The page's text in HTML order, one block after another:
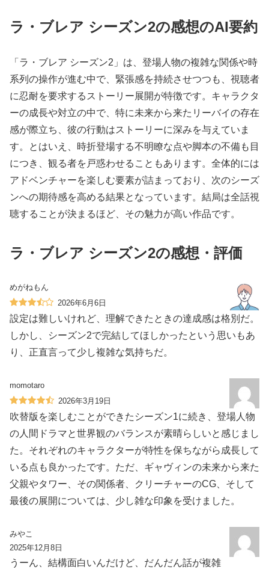
ラ・ブレア シーズン2の感想のAI要約
「ラ・ブレア シーズン2」は、登場人物の複雑な関係や時
系列の操作が進む中で、緊張感を持続させつつも、視聴者
に忍耐を要求するストーリー展開が特徴です。キャラクタ
ーの成長や対立の中で、特に未来から来たリーバイの存在
感が際立ち、彼の行動はストーリーに深みを与えていま
す。とはいえ、時折登場する不明瞭な点や脚本の不備も目
につき、観る者を戸惑わせることもあります。全体的には
アドベンチャーを楽しむ要素が詰まっており、次のシーズ
ンへの期待感を高める結果となっています。結局は全話視
聴することが決まるほど、その魅力が高い作品です。
ラ・ブレア シーズン2の感想・評価
めがねもん
2026年6月6日
設定は難しいけれど、理解できたときの達成感は格別だ。
しかし、シーズン2で完結してほしかったという思いもあ
り、正直言って少し複雑な気持ちだ。
momotaro
2026年3月19日
吹替版を楽しむことができたシーズン1に続き、登場人物
の人間ドラマと世界観のバランスが素晴らしいと感じまし
た。それぞれのキャラクターが特性を保ちながら成長して
いる点も良かったです。ただ、ギャヴィンの未来から来た
父親やタワー、その関係者、クリーチャーのCG、そして
最後の展開については、少し雑な印象を受けました。
みやこ
2025年12月8日
うーん、結構面白いんだけど、だんだん話が複雑